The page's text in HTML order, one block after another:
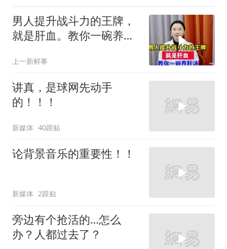
男人提升战斗力的王牌，
就是肝血。教你一碗养肝
上一新鲜事
讲真，是球网先动手
的！！！
新媒体 40跟贴
论背景音乐的重要性！！
新媒体 2跟贴
旁边有个抢活的…怎么
办？人都过去了？